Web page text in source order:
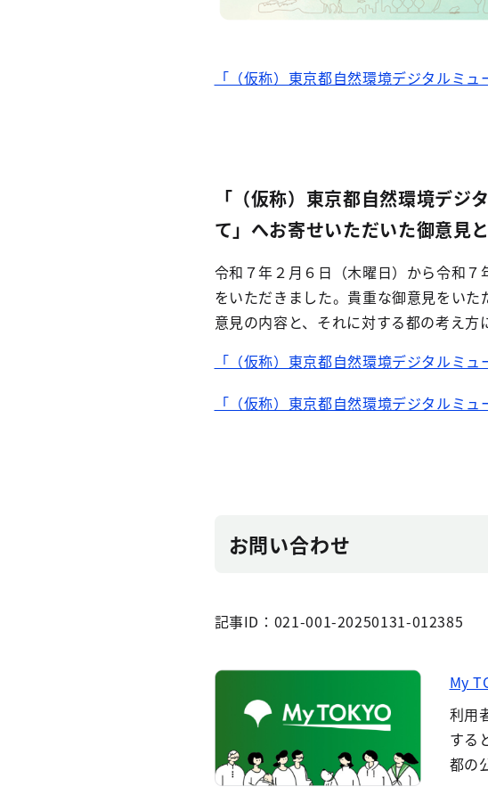
「（仮称）東京都自然環境デジタルミュ
「（仮称）東京都自然環境デジ
て」へお寄せいただいた御意見
令和７年２月６日（木曜日）から令和
をいただきました。貴重な御意見をい
意見の内容と、それに対する都の考え方
「（仮称）東京都自然環境デジタルミ
「（仮称）東京都自然環境デジタルミュ
お問い合わせ
記事ID：021-001-20250131-012385
My
利用
する
都の